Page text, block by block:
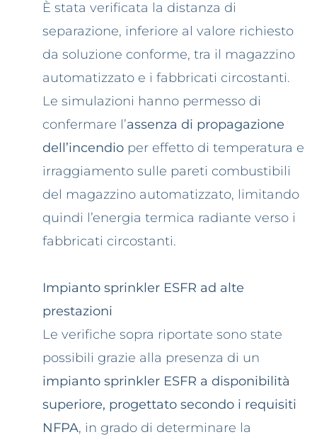
È stata verificata la distanza di
separazione, inferiore al valore richiesto
da soluzione conforme, tra il magazzino
automatizzato e i fabbricati circostanti.
Le simulazioni hanno permesso di
confermare l’assenza di propagazione
dell’incendio per effetto di temperatura e
irraggiamento sulle pareti combustibili
del magazzino automatizzato, limitando
quindi l’energia termica radiante verso i
fabbricati circostanti.
Impianto sprinkler ESFR ad alte
prestazioni
Le verifiche sopra riportate sono state
possibili grazie alla presenza di un
impianto sprinkler ESFR a disponibilità
superiore, progettato secondo i requisiti
NFPA, in grado di determinare la